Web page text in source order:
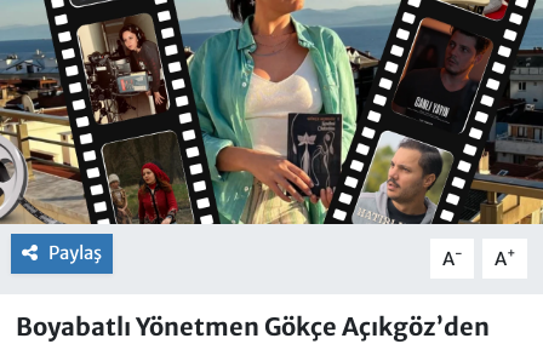
Paylaş A- A+
Boyabatlı Yönetmen Gökçe Açıkgöz’den